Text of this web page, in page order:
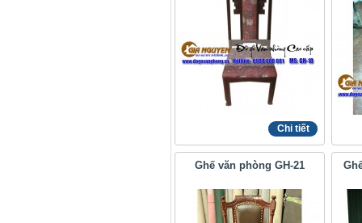
Chi tiết
Ghế văn phòng GH-21